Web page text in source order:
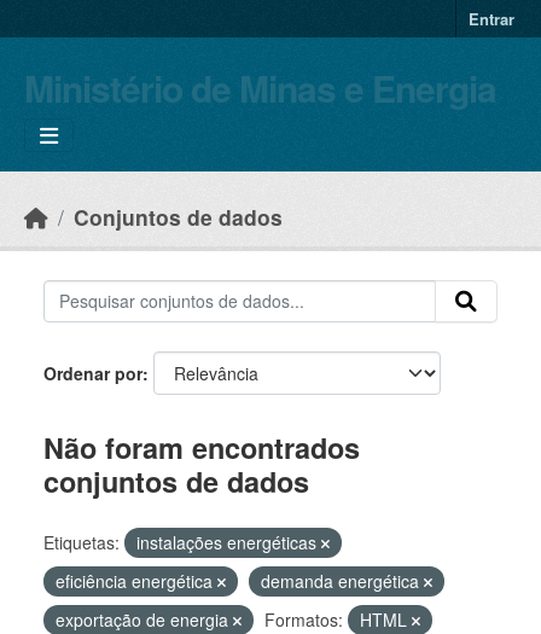
Entrar
Ministério de Minas e Energia
Conjuntos de dados
Ordenar por
Não foram encontrados
conjuntos de dados
Etiquetas:
instalações energéticas
eficiência energética
demanda energética
exportação de energia
Formatos:
HTML